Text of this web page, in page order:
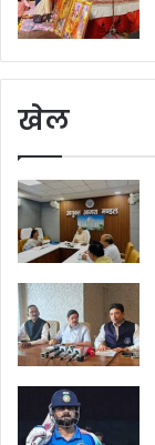
खेल